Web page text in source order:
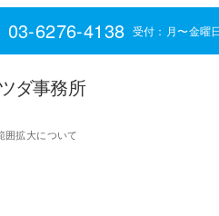
03-6276-4138 受付：月〜金曜
ダ事務所
囲拡大について